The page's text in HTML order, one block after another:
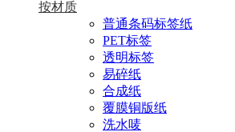
按材质
普通条码标签纸
PET标签
透明标签
易碎纸
合成纸
覆膜铜版纸
洗水唛